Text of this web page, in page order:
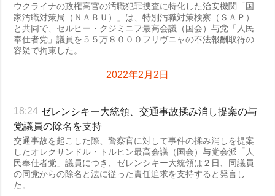
ウクライナの政権高官の汚職犯罪捜査に特化した治安機関「国
家汚職対策局（ＮＡＢＵ）」は、特別汚職対策検察（ＳＡＰ）
と共同で、セルヒー・クジミニフ最高会議（国会）与党「人民
奉仕者党」議員を５５万８０００フリヴニャの不法報酬取得の
容疑で拘束した。
2022年2月2日
18:24 ゼレンシキー大統領、交通事故揉み消し提案の与
党議員の除名を支持
交通事故を起こした際、警察官に対して事件の揉み消しを提案
したオレクサンドル・トルヒン最高会議（国会）与党会派「人
民奉仕者党」議員につき、ゼレンシキー大統領は２日、同議員
の同党からの除名と法に従った責任追求を支持すると発言し
た。